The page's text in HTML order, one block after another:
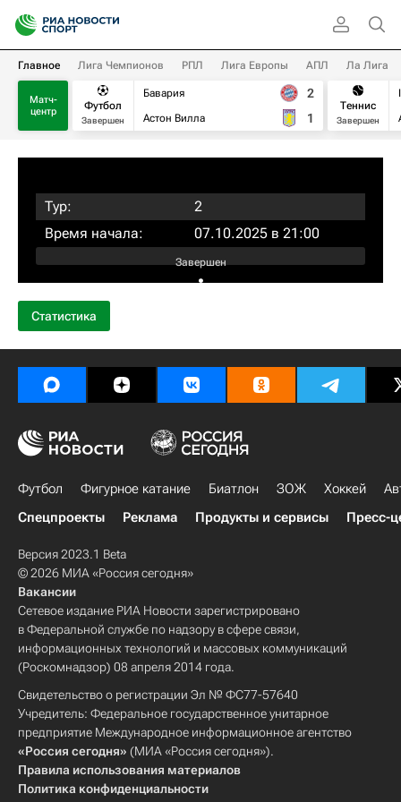
Главное Лига Чемпионов РПЛ Лига Европы АПЛ Ла Лига
Матч-
центр
Футбол
Завершен
Бавария
Астон Вилла
2
1
Теннис
Завершен
Тур:
2
Время начала:
07.10.2025 в 21:00
Завершен
:
Статистика
Футбол Фигурное катание Биатлон ЗОЖ Хоккей
Спецпроекты
Реклама Продукты и сервисы Пресс-
Версия 2023.1 Beta
© 2026 МИА «Россия сегодня»
Вакансии
Сетевое издание РИА Новости зарегистрировано
в Федеральной службе по надзору в сфере связи,
информационных технологий и массовых коммуникаций
(Роскомнадзор) 08 апреля 2014 года.
Свидетельство о регистрации Эл № ФС77-57640
Учредитель: Федеральное государственное унитарное
предприятие Международное информационное агентство
«Россия сегодня» (МИА «Россия сегодня»).
Правила использования материалов
Политика конфиденциальности